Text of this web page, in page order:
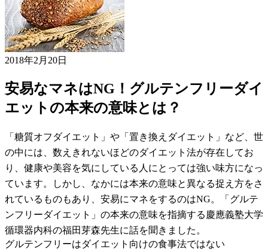
2018年2月20日
安易なマネはNG！グルテンフリーダイ
エットの本来の意味とは？
「糖質オフダイエット」や「置き換えダイエット」など、世
の中には、数えきれないほどのダイエット法が存在してお
り、健康や美容を気にしている人にとっては強い味方になっ
ています。しかし、なかには本来の意味と異なる捉え方をさ
れているものもあり、安易にマネをするのはNG。「グルテ
ンフリーダイエット」の本来の意味を指摘する慶應義塾大学
循環器内科の福田芽森先生に話を聞きました。
グルテンフリーはダイエット向けの食事法ではない